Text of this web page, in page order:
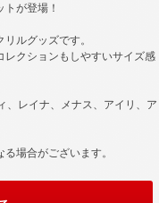
が登場！
ルグッズです。
レクションもしやすいサイズ感
、レイナ、メナス、アイリ、ア
場合がございます。